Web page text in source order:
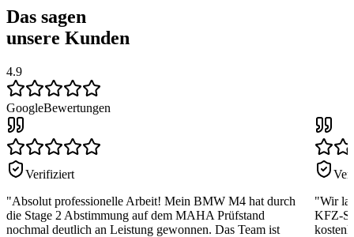
Das sagen
unsere Kunden
4.9
GoogleBewertungen
Verifiziert
"Absolut professionelle Arbeit! Mein BMW M4 hat durch
die Stage 2 Abstimmung auf dem MAHA Prüfstand
nochmal deutlich an Leistung gewonnen. Das Team ist
"Wir
KFZ-